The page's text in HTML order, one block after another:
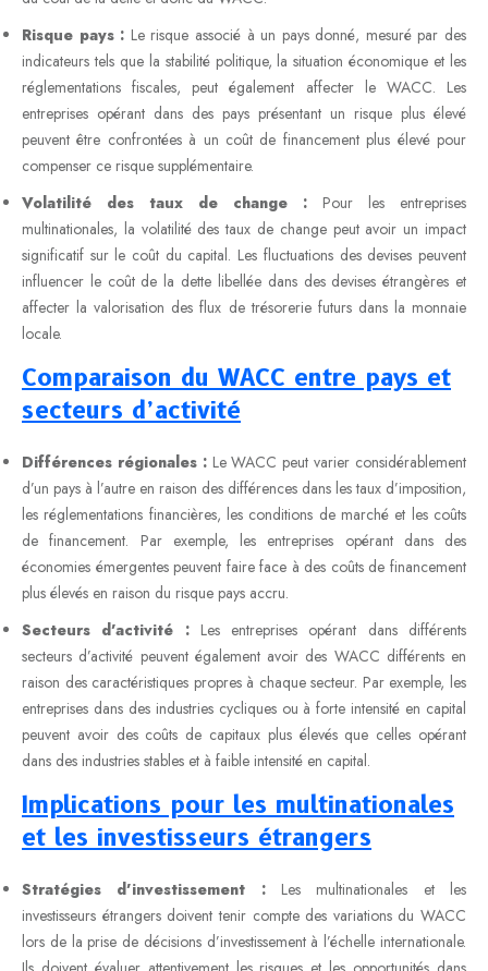
Risque pays : Le risque associé à un pays donné, mesuré par des
indicateurs tels que la stabilité politique, la situation économique et les
réglementations fiscales, peut également affecter le WACC. Les
entreprises opérant dans des pays présentant un risque plus élevé
peuvent être confrontées à un coût de financement plus élevé pour
compenser ce risque supplémentaire.
Volatilité des taux de change : Pour les entreprises
multinationales, la volatilité des taux de change peut avoir un impact
significatif sur le coût du capital. Les fluctuations des devises peuvent
influencer le coût de la dette libellée dans des devises étrangères et
affecter la valorisation des flux de trésorerie futurs dans la monnaie
locale.
Comparaison du WACC entre pays et
secteurs d’activité
Différences régionales :Le WACC peut varier considérablement
d’un pays à l’autre en raison des différences dans les taux d’imposition,
les réglementations financières, les conditions de marché et les coûts
de financement. Par exemple, les entreprises opérant dans des
économies émergentes peuvent faire face à des coûts de financement
plus élevés en raison du risque pays accru.
Secteurs d’activité :Les entreprises opérant dans différents
secteurs d’activité peuvent également avoir des WACC différents en
raison des caractéristiques propres à chaque secteur. Par exemple, les
entreprises dans des industries cycliques ou à forte intensité en capital
peuvent avoir des coûts de capitaux plus élevés que celles opérant
dans des industries stables et à faible intensité en capital.
Implications pour les multinationales
et les investisseurs étrangers
Stratégies d’investissement :Les multinationales et les
investisseurs étrangers doivent tenir compte des variations du WACC
lors de la prise de décisions d’investissement à l’échelle internationale.